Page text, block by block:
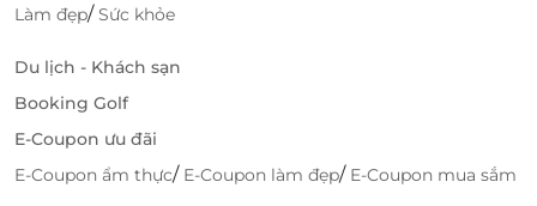
Làm đẹp/Sức khỏe
Du lịch - Khách sạn
Booking Golf
E-Coupon ưu đãi
E-Coupon ẩm thực/ E-Coupon làm đẹp/ E-Coupon mua sắm